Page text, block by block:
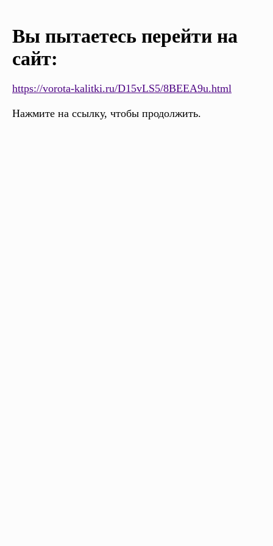
Вы пытаетесь перейти на
сайт:
https://vorota-kalitki.ru/D15vLS5/8BEEA9u.html
Нажмите на ссылку, чтобы продолжить.